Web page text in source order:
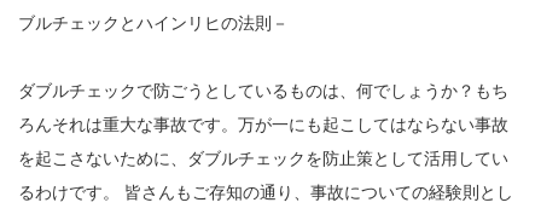
ブルチェックとハインリヒの法則－
ダブルチェックで防ごうとしているものは、何でしょうか？もち
ろんそれは重大な事故です。万が一にも起こしてはならない事故
を起こさないために、ダブルチェックを防止策として活用してい
るわけです。 皆さんもご存知の通り、事故についての経験則とし